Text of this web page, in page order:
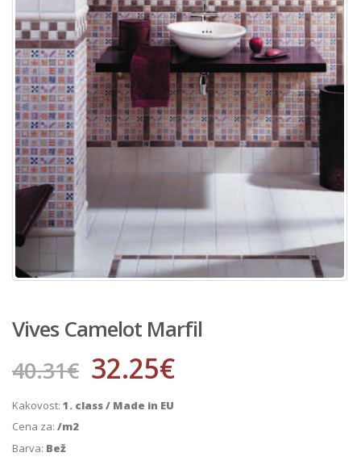
Vives Camelot Marfil
40.31€ 32.25€
Kakovost: 1. class / Made in EU
Cena za: /m2
Barva: Bež